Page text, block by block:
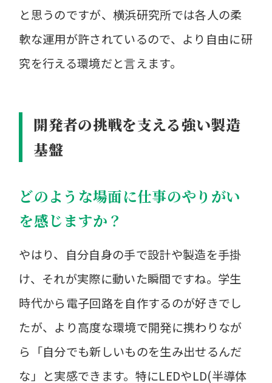
と思うのですが、横浜研究所では各人の柔
軟な運用が許されているので、より自由に研
究を行える環境だと言えます。
開発者の挑戦を支える強い製造
基盤
どのような場面に仕事のやりがい
を感じますか？
やはり、自分自身の手で設計や製造を手掛
け、それが実際に動いた瞬間ですね。学生
時代から電子回路を自作するのが好きでし
たが、より高度な環境で開発に携わりなが
ら「自分でも新しいものを生み出せるんだ
な」と実感できます。特にLEDやLD(半導体